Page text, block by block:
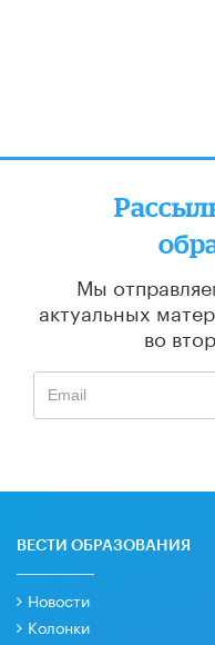
Мы
актуальных
во
ВЕСТИ ОБРАЗОВАНИЯ
Новости
Колонки